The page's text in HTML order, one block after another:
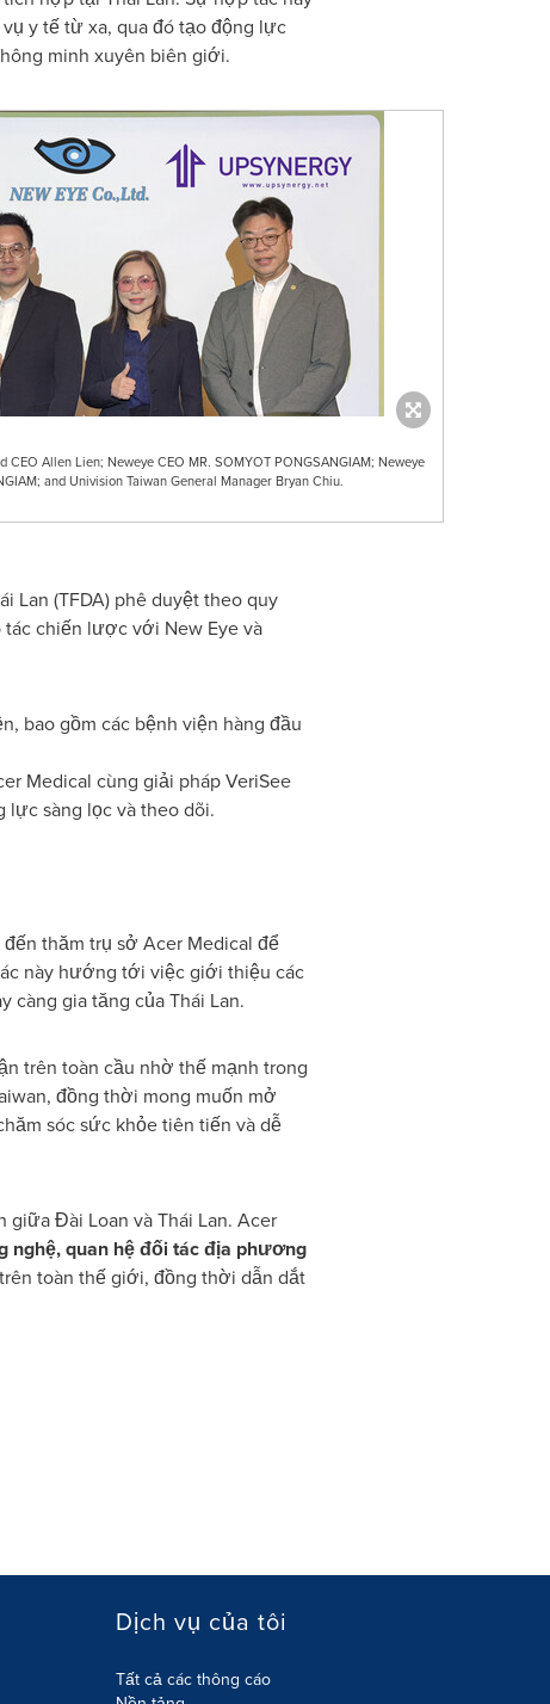
y tế từ xa, qua đó tạo động lực
minh xuyên biên giới.
Allen Lien; Neweye CEO MR. SOMYOT PONGSANGIAM; Neweye
and Univision Taiwan General Manager Bryan Chiu.
Lan (TFDA) phê duyệt theo quy
chiến lược với New Eye và
bao gồm các bệnh viện hàng đầu
Medical cùng giải pháp VeriSee
sàng lọc và theo dõi.
thăm trụ sở Acer Medical để
này hướng tới việc giới thiệu các
càng gia tăng của Thái Lan.
trên toàn cầu nhờ thế mạnh trong
đồng thời mong muốn mở
sóc sức khỏe tiên tiến và dễ
Đài Loan và Thái Lan. Acer
nghệ, quan hệ đối tác địa phương
toàn thế giới, đồng thời dẫn dắt
Dịch vụ của tôi
Tất cả các thông cáo